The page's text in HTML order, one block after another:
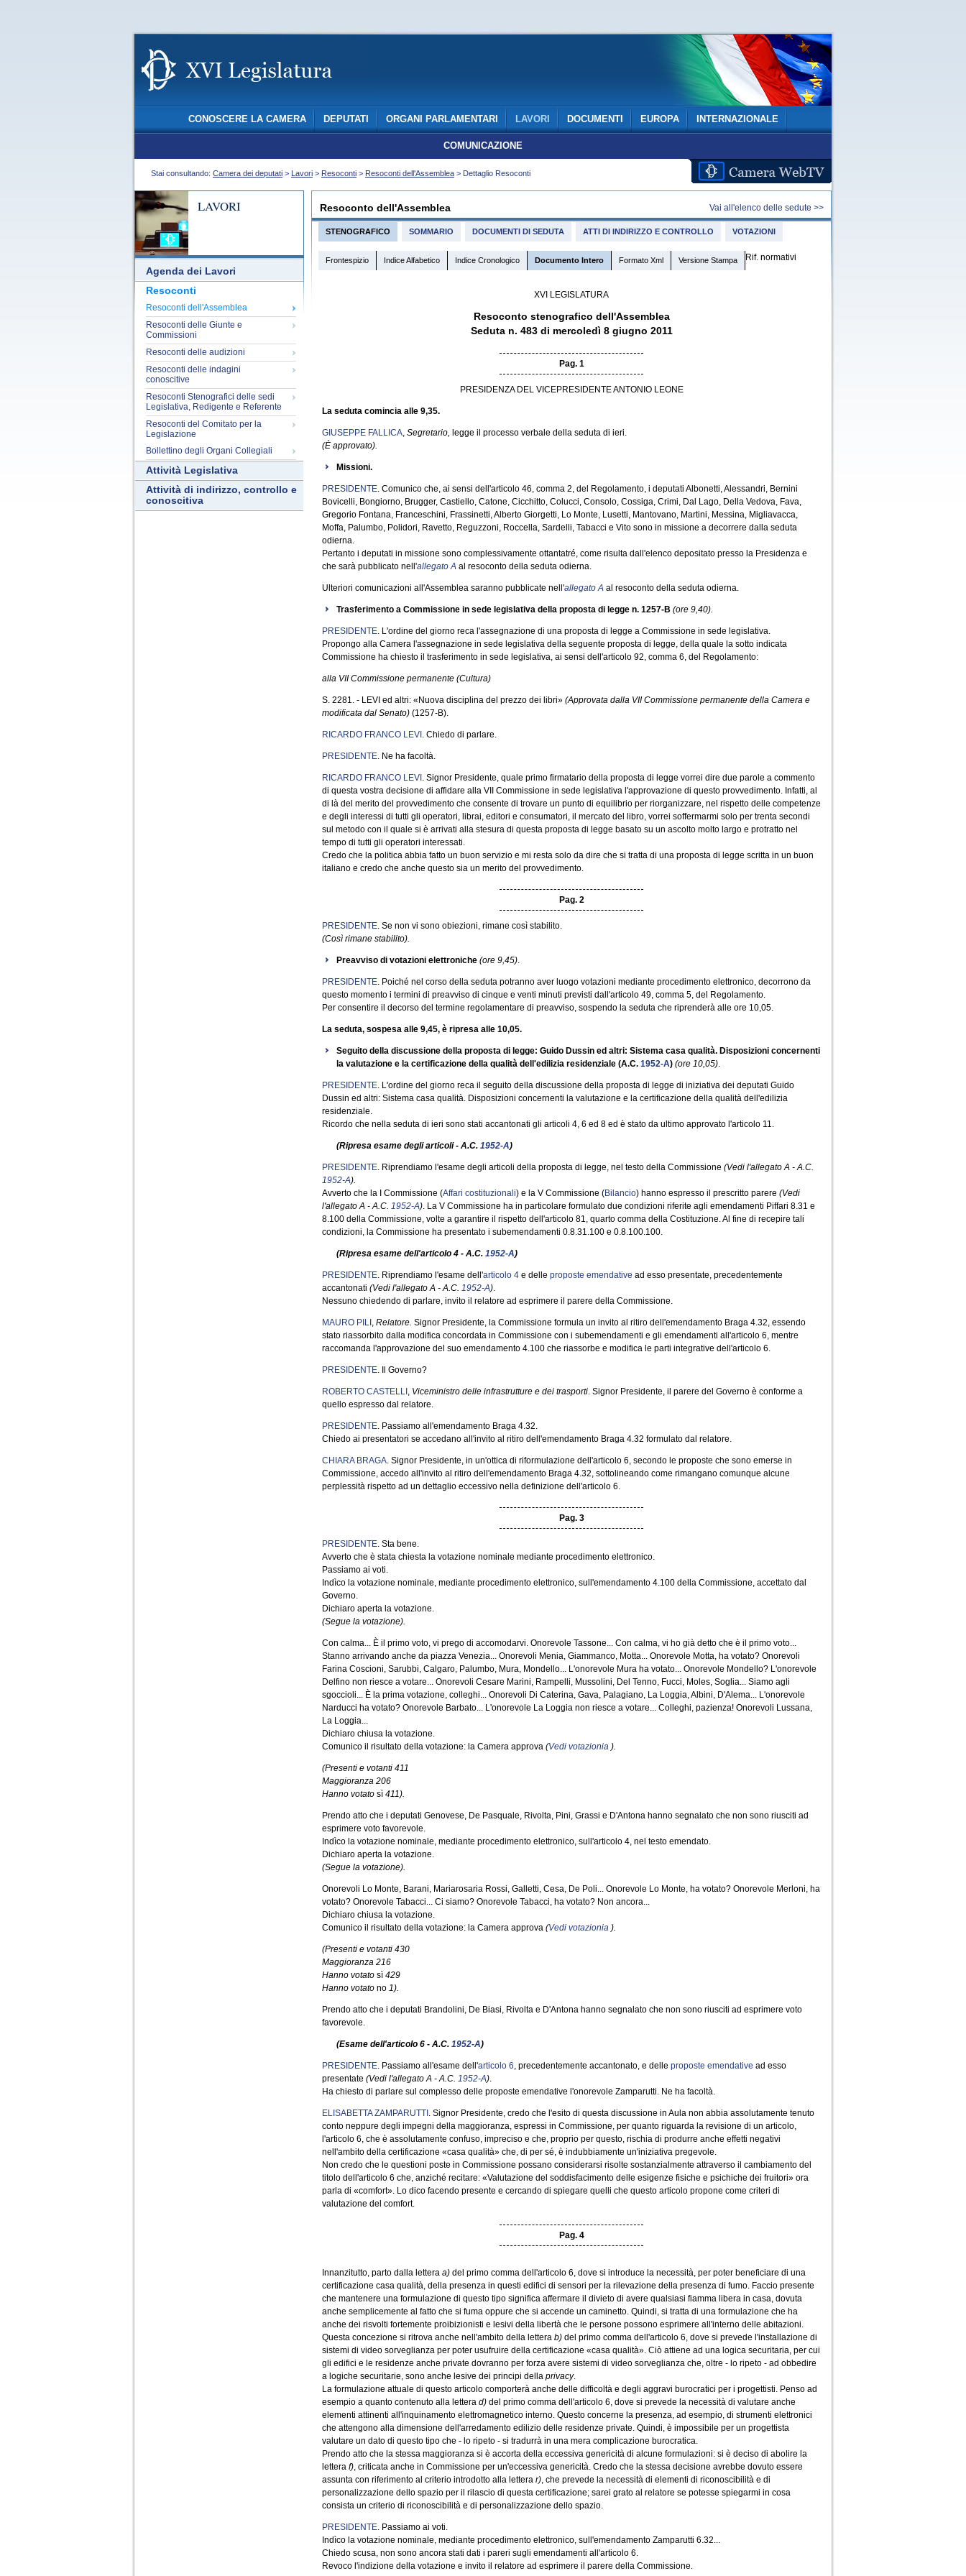
CONOSCERE LA CAMERA DEPUTATI ORGANI PARLAMENTARI LAVORI DOCUMENTI EUROPA INTERNAZIONALE
COMUNICAZIONE
Stai consultando: Camera dei deputati > Lavori > Resoconti > Resoconti dell'Assemblea > Dettaglio Resoconti
LAVORI
Agenda dei Lavori
Resoconti
Resoconti dell'Assemblea
Resoconti delle Giunte e
Commissioni
Resoconti delle audizioni
Resoconti delle indagini
conoscitive
Resoconti Stenografici delle sedi
Legislativa, Redigente e Referente
Resoconti del Comitato per la
Legislazione
Bollettino degli Organi Collegiali
Attività Legislativa
Attività di indirizzo, controllo e
conoscitiva
Resoconto dell'Assemblea Vai all'elenco delle sedute >>
STENOGRAFICO SOMMARIO DOCUMENTI DI SEDUTA ATTI DI INDIRIZZO E CONTROLLO VOTAZIONI
Frontespizio Indice Alfabetico Indice Cronologico Documento Intero Formato Xml Versione Stampa Rif. normativi
XVI LEGISLATURA
Resoconto stenografico dell'Assemblea
Seduta n. 483 di mercoledì 8 giugno 2011
Pag. 1
PRESIDENZA DEL VICEPRESIDENTE ANTONIO LEONE
La seduta comincia alle 9,35.
GIUSEPPE FALLICA, Segretario, legge il processo verbale della seduta di ieri.
(È approvato).
Missioni.
PRESIDENTE. Comunico che, ai sensi dell'articolo 46, comma 2, del Regolamento, i deputati Albonetti, Alessandri, Bernini
Bovicelli, Bongiorno, Brugger, Castiello, Catone, Cicchitto, Colucci, Consolo, Cossiga, Crimi, Dal Lago, Della Vedova, Fava,
Gregorio Fontana, Franceschini, Frassinetti, Alberto Giorgetti, Lo Monte, Lusetti, Mantovano, Martini, Messina, Migliavacca,
Moffa, Palumbo, Polidori, Ravetto, Reguzzoni, Roccella, Sardelli, Tabacci e Vito sono in missione a decorrere dalla seduta
odierna.
Pertanto i deputati in missione sono complessivamente ottantatré, come risulta dall'elenco depositato presso la Presidenza e
che sarà pubblicato nell'allegato A al resoconto della seduta odierna.
Ulteriori comunicazioni all'Assemblea saranno pubblicate nell'allegato A al resoconto della seduta odierna.
Trasferimento a Commissione in sede legislativa della proposta di legge n. 1257-B (ore 9,40).
PRESIDENTE. L'ordine del giorno reca l'assegnazione di una proposta di legge a Commissione in sede legislativa.
Propongo alla Camera l'assegnazione in sede legislativa della seguente proposta di legge, della quale la sotto indicata
Commissione ha chiesto il trasferimento in sede legislativa, ai sensi dell'articolo 92, comma 6, del Regolamento:
alla VII Commissione permanente (Cultura)
S. 2281. - LEVI ed altri: «Nuova disciplina del prezzo dei libri» (Approvata dalla VII Commissione permanente della Camera e
modificata dal Senato) (1257-B).
RICARDO FRANCO LEVI . Chiedo di parlare.
PRESIDENTE. Ne ha facoltà.
RICARDO FRANCO LEVI . Signor Presidente, quale primo firmatario della proposta di legge vorrei dire due parole a commento
di questa vostra decisione di affidare alla VII Commissione in sede legislativa l'approvazione di questo provvedimento. Infatti, al
di là del merito del provvedimento che consente di trovare un punto di equilibrio per riorganizzare, nel rispetto delle competenze
e degli interessi di tutti gli operatori, librai, editori e consumatori, il mercato del libro, vorrei soffermarmi solo per trenta secondi
sul metodo con il quale si è arrivati alla stesura di questa proposta di legge basato su un ascolto molto largo e protratto nel
tempo di tutti gli operatori interessati.
Credo che la politica abbia fatto un buon servizio e mi resta solo da dire che si tratta di una proposta di legge scritta in un buon
italiano e credo che anche questo sia un merito del provvedimento.
Pag. 2
PRESIDENTE. Se non vi sono obiezioni, rimane così stabilito.
(Così rimane stabilito).
Preavviso di votazioni elettroniche (ore 9,45).
PRESIDENTE. Poiché nel corso della seduta potranno aver luogo votazioni mediante procedimento elettronico, decorrono da
questo momento i termini di preavviso di cinque e venti minuti previsti dall'articolo 49, comma 5, del Regolamento.
Per consentire il decorso del termine regolamentare di preavviso, sospendo la seduta che riprenderà alle ore 10,05.
La seduta, sospesa alle 9,45, è ripresa alle 10,05.
Seguito della discussione della proposta di legge: Guido Dussin ed altri: Sistema casa qualità. Disposizioni concernenti
la valutazione e la certificazione della qualità dell'edilizia residenziale (A.C. 1952-A) (ore 10,05).
PRESIDENTE. L'ordine del giorno reca il seguito della discussione della proposta di legge di iniziativa dei deputati Guido
Dussin ed altri: Sistema casa qualità. Disposizioni concernenti la valutazione e la certificazione della qualità dell'edilizia
residenziale.
Ricordo che nella seduta di ieri sono stati accantonati gli articoli 4, 6 ed 8 ed è stato da ultimo approvato l'articolo 11.
(Ripresa esame degli articoli - A.C. 1952-A)
PRESIDENTE. Riprendiamo l'esame degli articoli della proposta di legge, nel testo della Commissione (Vedi l'allegato A - A.C.
1952-A).
Avverto che la I Commissione (Affari costituzionali) e la V Commissione (Bilancio) hanno espresso il prescritto parere (Vedi
l'allegato A - A.C. 1952-A). La V Commissione ha in particolare formulato due condizioni riferite agli emendamenti Piffari 8.31 e
8.100 della Commissione, volte a garantire il rispetto dell'articolo 81, quarto comma della Costituzione. Al fine di recepire tali
condizioni, la Commissione ha presentato i subemendamenti 0.8.31.100 e 0.8.100.100.
(Ripresa esame dell'articolo 4 - A.C. 1952-A)
PRESIDENTE. Riprendiamo l'esame dell'articolo 4 e delle proposte emendative ad esso presentate, precedentemente
accantonati (Vedi l'allegato A - A.C. 1952-A).
Nessuno chiedendo di parlare, invito il relatore ad esprimere il parere della Commissione.
MAURO PILI , Relatore. Signor Presidente, la Commissione formula un invito al ritiro dell'emendamento Braga 4.32, essendo
stato riassorbito dalla modifica concordata in Commissione con i subemendamenti e gli emendamenti all'articolo 6, mentre
raccomanda l'approvazione del suo emendamento 4.100 che riassorbe e modifica le parti integrative dell'articolo 6.
PRESIDENTE. Il Governo?
ROBERTO CASTELLI , Viceministro delle infrastrutture e dei trasporti. Signor Presidente, il parere del Governo è conforme a
quello espresso dal relatore.
PRESIDENTE. Passiamo all'emendamento Braga 4.32.
Chiedo ai presentatori se accedano all'invito al ritiro dell'emendamento Braga 4.32 formulato dal relatore.
CHIARA BRAGA. Signor Presidente, in un'ottica di riformulazione dell'articolo 6, secondo le proposte che sono emerse in
Commissione, accedo all'invito al ritiro dell'emendamento Braga 4.32, sottolineando come rimangano comunque alcune
perplessità rispetto ad un dettaglio eccessivo nella definizione dell'articolo 6.
Pag. 3
PRESIDENTE. Sta bene.
Avverto che è stata chiesta la votazione nominale mediante procedimento elettronico.
Passiamo ai voti.
Indìco la votazione nominale, mediante procedimento elettronico, sull'emendamento 4.100 della Commissione, accettato dal
Governo.
Dichiaro aperta la votazione.
(Segue la votazione).
Con calma... È il primo voto, vi prego di accomodarvi. Onorevole Tassone... Con calma, vi ho già detto che è il primo voto...
Stanno arrivando anche da piazza Venezia... Onorevoli Menia, Giammanco, Motta... Onorevole Motta, ha votato? Onorevoli
Farina Coscioni, Sarubbi, Calgaro, Palumbo, Mura, Mondello... L'onorevole Mura ha votato... Onorevole Mondello? L'onorevole
Delfino non riesce a votare... Onorevoli Cesare Marini, Rampelli, Mussolini, Del Tenno, Fucci, Moles, Soglia... Siamo agli
sgoccioli... È la prima votazione, colleghi... Onorevoli Di Caterina, Gava, Palagiano, La Loggia, Albini, D'Alema... L'onorevole
Narducci ha votato? Onorevole Barbato... L'onorevole La Loggia non riesce a votare... Colleghi, pazienza! Onorevoli Lussana,
La Loggia...
Dichiaro chiusa la votazione.
Comunico il risultato della votazione: la Camera approva (Vedi votazionia ).
(Presenti e votanti 411
Maggioranza 206
Hanno votato sì 411).
Prendo atto che i deputati Genovese, De Pasquale, Rivolta, Pini, Grassi e D'Antona hanno segnalato che non sono riusciti ad
esprimere voto favorevole.
Indìco la votazione nominale, mediante procedimento elettronico, sull'articolo 4, nel testo emendato.
Dichiaro aperta la votazione.
(Segue la votazione).
Onorevoli Lo Monte, Barani, Mariarosaria Rossi, Galletti, Cesa, De Poli... Onorevole Lo Monte, ha votato? Onorevole Merloni, ha
votato? Onorevole Tabacci... Ci siamo? Onorevole Tabacci, ha votato? Non ancora...
Dichiaro chiusa la votazione.
Comunico il risultato della votazione: la Camera approva (Vedi votazionia ).
(Presenti e votanti 430
Maggioranza 216
Hanno votato sì 429
Hanno votato no 1).
Prendo atto che i deputati Brandolini, De Biasi, Rivolta e D'Antona hanno segnalato che non sono riusciti ad esprimere voto
favorevole.
(Esame dell'articolo 6 - A.C. 1952-A)
PRESIDENTE. Passiamo all'esame dell'articolo 6, precedentemente accantonato, e delle proposte emendative ad esso
presentate (Vedi l'allegato A - A.C. 1952-A).
Ha chiesto di parlare sul complesso delle proposte emendative l'onorevole Zamparutti. Ne ha facoltà.
ELISABETTA ZAMPARUTTI . Signor Presidente, credo che l'esito di questa discussione in Aula non abbia assolutamente tenuto
conto neppure degli impegni della maggioranza, espressi in Commissione, per quanto riguarda la revisione di un articolo,
l'articolo 6, che è assolutamente confuso, impreciso e che, proprio per questo, rischia di produrre anche effetti negativi
nell'ambito della certificazione «casa qualità» che, di per sé, è indubbiamente un'iniziativa pregevole.
Non credo che le questioni poste in Commissione possano considerarsi risolte sostanzialmente attraverso il cambiamento del
titolo dell'articolo 6 che, anziché recitare: «Valutazione del soddisfacimento delle esigenze fisiche e psichiche dei fruitori» ora
parla di «comfort». Lo dico facendo presente e cercando di spiegare quelli che questo articolo propone come criteri di
valutazione del comfort.
Pag. 4
Innanzitutto, parto dalla lettera a) del primo comma dell'articolo 6, dove si introduce la necessità, per poter beneficiare di una
certificazione casa qualità, della presenza in questi edifici di sensori per la rilevazione della presenza di fumo. Faccio presente
che mantenere una formulazione di questo tipo significa affermare il divieto di avere qualsiasi fiamma libera in casa, dovuta
anche semplicemente al fatto che si fuma oppure che si accende un caminetto. Quindi, si tratta di una formulazione che ha
anche dei risvolti fortemente proibizionisti e lesivi della libertà che le persone possono esprimere all'interno delle abitazioni.
Questa concezione si ritrova anche nell'ambito della lettera b) del primo comma dell'articolo 6, dove si prevede l'installazione di
sistemi di video sorveglianza per poter usufruire della certificazione «casa qualità». Ciò attiene ad una logica securitaria, per cui
gli edifici e le residenze anche private dovranno per forza avere sistemi di video sorveglianza che, oltre - lo ripeto - ad obbedire
a logiche securitarie, sono anche lesive dei principi della privacy.
La formulazione attuale di questo articolo comporterà anche delle difficoltà e degli aggravi burocratici per i progettisti. Penso ad
esempio a quanto contenuto alla lettera d) del primo comma dell'articolo 6, dove si prevede la necessità di valutare anche
elementi attinenti all'inquinamento elettromagnetico interno. Questo concerne la presenza, ad esempio, di strumenti elettronici
che attengono alla dimensione dell'arredamento edilizio delle residenze private. Quindi, è impossibile per un progettista
valutare un dato di questo tipo che - lo ripeto - si tradurrà in una mera complicazione burocratica.
Prendo atto che la stessa maggioranza si è accorta della eccessiva genericità di alcune formulazioni: si è deciso di abolire la
lettera f), criticata anche in Commissione per un'eccessiva genericità. Credo che la stessa decisione avrebbe dovuto essere
assunta con riferimento al criterio introdotto alla lettera r), che prevede la necessità di elementi di riconoscibilità e di
personalizzazione dello spazio per il rilascio di questa certificazione; sarei grato al relatore se potesse spiegarmi in cosa
consista un criterio di riconoscibilità e di personalizzazione dello spazio.
PRESIDENTE. Passiamo ai voti.
Indìco la votazione nominale, mediante procedimento elettronico, sull'emendamento Zamparutti 6.32...
Chiedo scusa, non sono ancora stati dati i pareri sugli emendamenti all'articolo 6.
Revoco l'indizione della votazione e invito il relatore ad esprimere il parere della Commissione.